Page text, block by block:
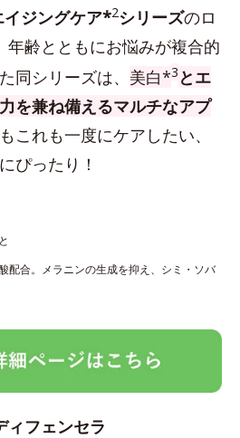
イジングケア*2シリーズのロ
年齢とともにお悩みが複合的
同シリーズは、 美白*3 とエ
を兼ね備えるマルチなアプ
これも一度にケアしたい、
ぴったり！
配合。メラニンの生成を抑え、シミ・ソバ
フェンセラ